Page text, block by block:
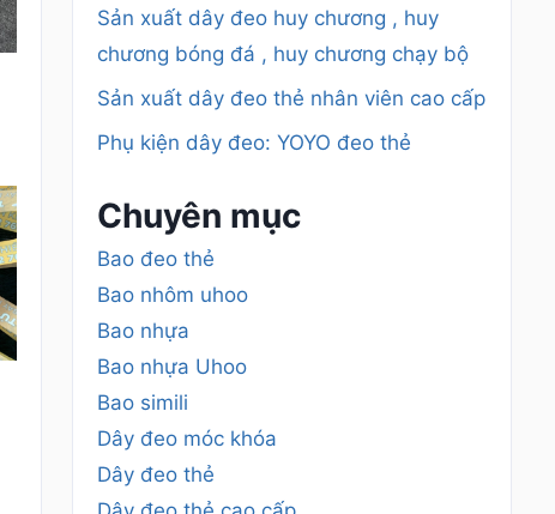
Sản xuất dây đeo huy chương , huy
chương bóng đá , huy chương chạy bộ
Sản xuất dây đeo thẻ nhân viên cao cấp
Phụ kiện dây đeo: YOYO đeo thẻ
Chuyên mục
Bao đeo thẻ
Bao nhôm uhoo
Bao nhựa
Bao nhựa Uhoo
Bao simili
Dây đeo móc khóa
Dây đeo thẻ